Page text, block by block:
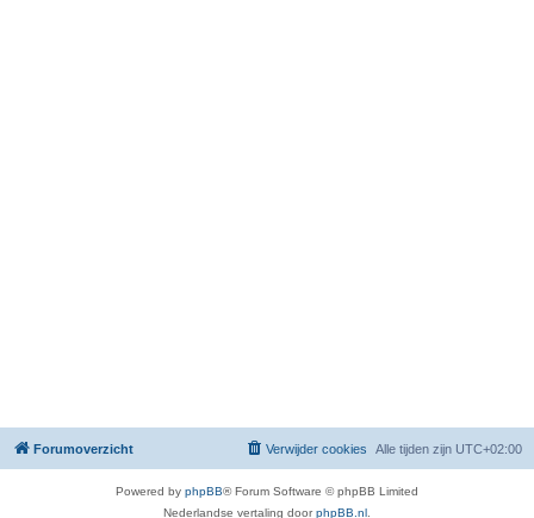
Forumoverzicht Alle tijden zijn UTC+02:00
Verwijder cookies
Powered by phpBB® Forum Software © phpBB Limited
Nederlandse vertaling doorphpBB.nl